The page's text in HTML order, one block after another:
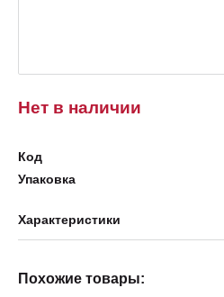
Нет в наличии
Код
Упаковка
Характеристики
Похожие товары: